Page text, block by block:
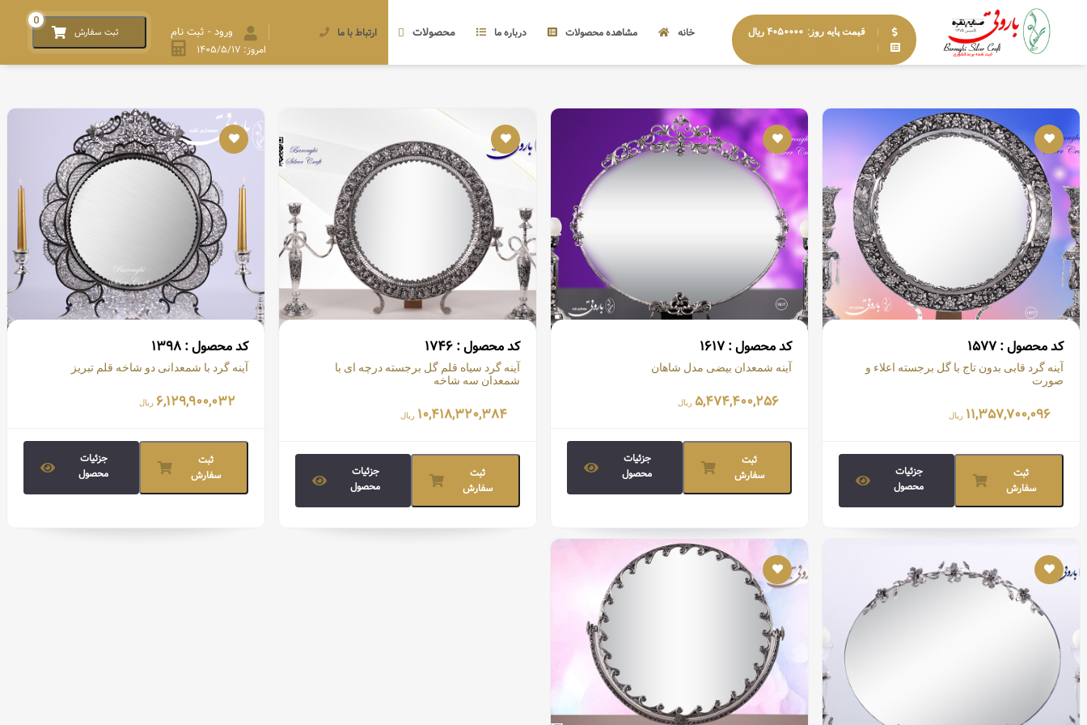
قیمت پایه روز: ۴۰۵۰۰۰۰ ریال
خانه مشاهده محصولات درباره ما محصولات ارتباط با ما ثبت سفارش
0
ورود - ثبت نام
امروز: ۱۴۰۵/۵/۱۷
Turst
PRODUCTS BAROGHI
کد محصول : ۱۵۷۷
آینه گرد قابی بدون تاج با گل برجسته اعلاء و
صورت
۱۱,۳۵۷,۷۰۰,۰۹۶ ریال
ثبت
سفارش
جزئیات
محصول
کد محصول : ۱۶۱۷
آینه شمعدان بیضی مدل شاهان
۵,۴۷۴,۴۰۰,۲۵۶ ریال
ثبت
سفارش
جزئیات
محصول
کد محصول : ۱۷۴۶
آینه گرد سیاه قلم گل برجسته درچه ای با
شمعدان سه شاخه
۱۰,۴۱۸,۳۲۰,۳۸۴ ریال
ثبت
سفارش
جزئیات
محصول
کد محصول : ۱۳۹۸
آینه گرد با شمعدانی دو شاخه قلم تبریز
۶,۱۲۹,۹۰۰,۰۳۲ ریال
ثبت
سفارش
جزئیات
محصول